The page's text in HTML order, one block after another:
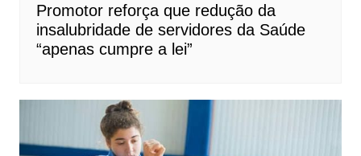
Promotor reforça que redução da
insalubridade de servidores da Saúde
“apenas cumpre a lei”